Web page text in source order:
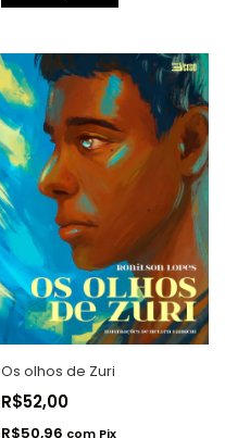
Os olhos de Zuri
R$52,00
R$50,96 com Pix